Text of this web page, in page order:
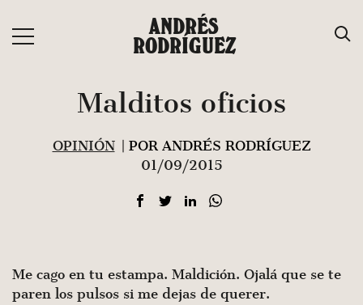
contenido
ANDRÉS
RODRÍGUEZ
Malditos oficios
OPINIÓN
| POR ANDRÉS RODRÍGUEZ
01/09/2015
Me cago en tu estampa. Maldición. Ojalá que se te
paren los pulsos si me dejas de querer.